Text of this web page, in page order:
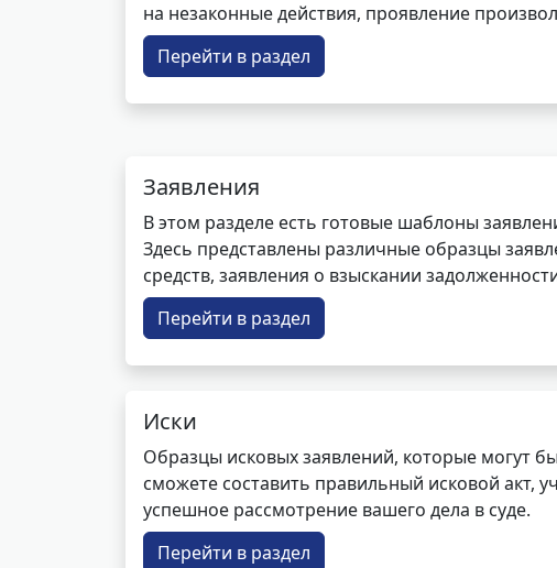
на незаконные действия, проявление
Перейти в раздел
Заявления
В этом разделе есть готовые шаблоны
Здесь представлены различные образцы
средств, заявления о взыскании
Перейти в раздел
Иски
Образцы исковых заявлений, которые могут
сможете составить правильный исковой акт,
успешное рассмотрение вашего дела в суде.
Перейти в раздел